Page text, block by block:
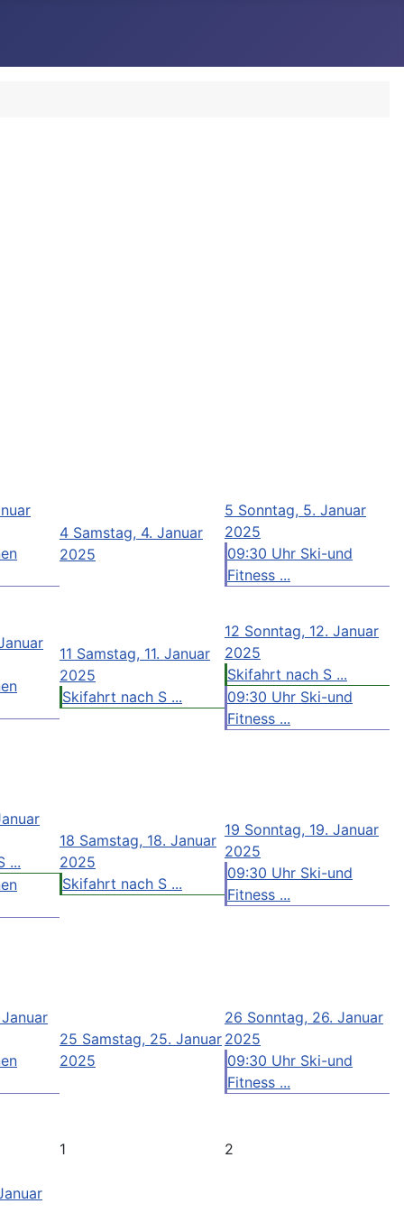
4 Samstag, 4. Januar
2025
5 Sonntag, 5. Januar
2025
09:30 Uhr Ski-und
Fitness ...
11 Samstag, 11. Januar
2025
Skifahrt nach S ...
12 Sonntag, 12. Januar
2025
Skifahrt nach S ...
09:30 Uhr Ski-und
Fitness ...
...
18 Samstag, 18. Januar
2025
Skifahrt nach S ...
19 Sonntag, 19. Januar
2025
09:30 Uhr Ski-und
Fitness ...
25 Samstag, 25. Januar
2025
26 Sonntag, 26. Januar
2025
09:30 Uhr Ski-und
Fitness ...
1 2